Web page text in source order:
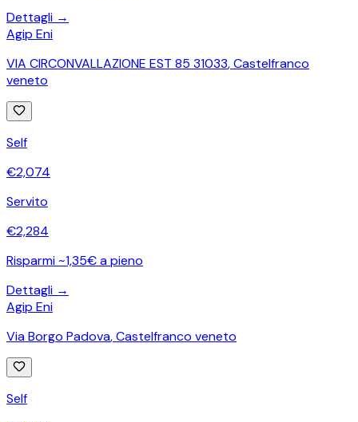
Dettagli →
Agip Eni
VIA CIRCONVALLAZIONE EST 85 31033,Castelfranco
veneto
Self
€2,074
Servito
€2,284
Risparmi ~1,35€ a pieno
Dettagli →
Agip Eni
Via Borgo Padova,Castelfranco veneto
Self